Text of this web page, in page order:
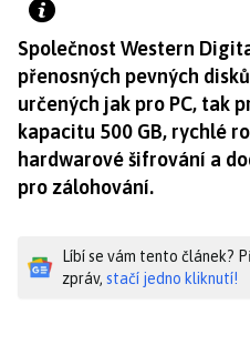
Společnost Western
přenosných pevných
určených jak pro PC, tak
kapacitu 500 GB, rychlé
hardwarové šifrování a
pro zálohování.
Líbí se vám tento článek?
zpráv, stačí jedno kliknutí!